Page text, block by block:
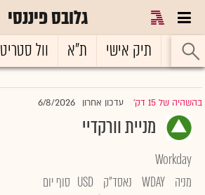
גלובס פיננסי
ראשי תיק אישי ת"א וול סטריט
בהשהיה של 15 דק' |עדכון אחרון 6/8/2026
מניית וורקדיי
Workday
מניה WDAY נאסד"ק USD סוף יום